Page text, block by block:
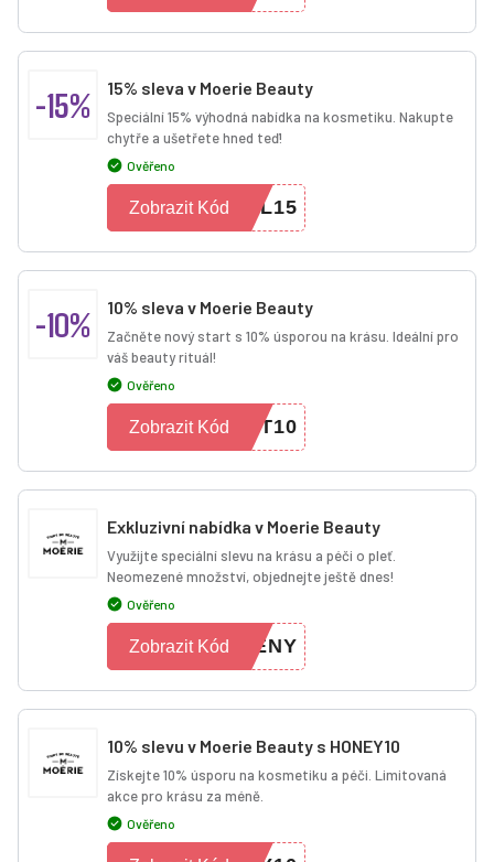
-15% 15% sleva v Moerie Beauty
Speciální 15% výhodná nabídka na kosmetiku. Nakupte
chytře a ušetřete hned teď!
Ověřeno
AL15
Zobrazit Kód
-10% 10% sleva v Moerie Beauty
Začněte nový start s 10% úsporou na krásu. Ideální pro
váš beauty rituál!
Ověřeno
RT10
Zobrazit Kód
Exkluzivní nabídka v Moerie Beauty
Využijte speciální slevu na krásu a péči o pleť.
Neomezené množství, objednejte ještě dnes!
Ověřeno
HENY
Zobrazit Kód
10% slevu v Moerie Beauty s HONEY10
Získejte 10% úsporu na kosmetiku a péči. Limitovaná
akce pro krásu za méně.
Ověřeno